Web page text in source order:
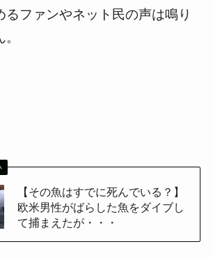
るファンやネット民の声は鳴り
【その魚はすでに死んでいる？】
欧米男性がばらした魚をダイブし
て捕まえたが・・・